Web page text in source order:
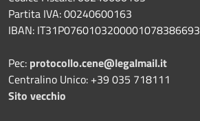
Partita IVA: 00240600163
IBAN: IT31P0760103200001078386693
Pec: protocollo.cene@legalmail.it
Centralino Unico: +39 035 718111
Sito vecchio